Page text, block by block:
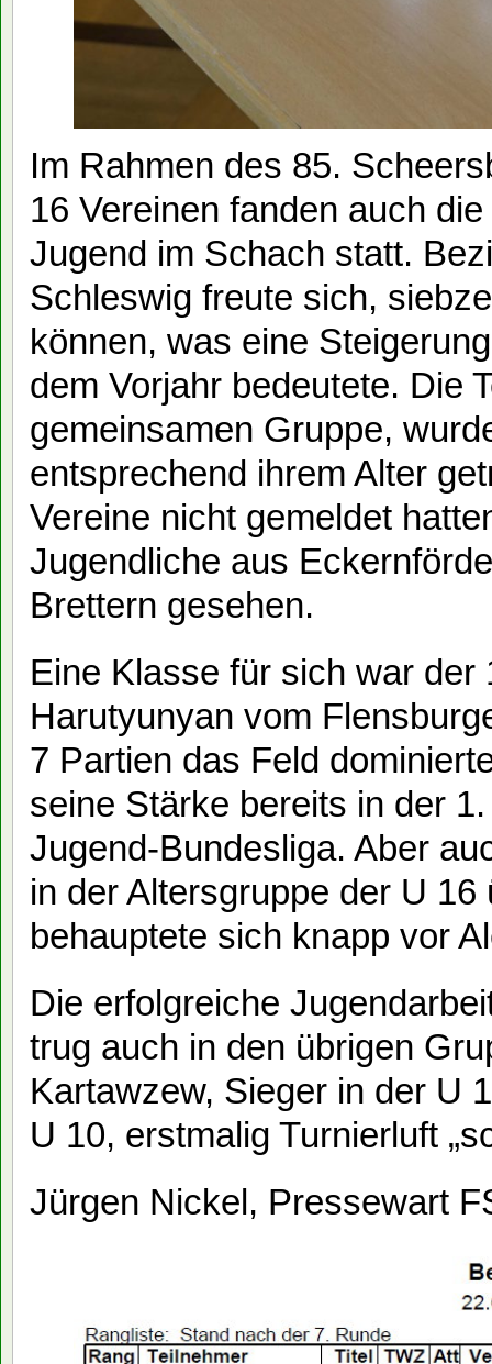
Im Rahmen des 85.
16 Vereinen fanden auch
Jugend im Schach statt.
Schleswig freute sich,
können, was eine
dem Vorjahr bedeutete. Die
gemeinsamen Gruppe,
entsprechend ihrem Alter
Vereine nicht gemeldet
Jugendliche aus
Brettern gesehen.
Eine Klasse für sich war der
Harutyunyan vom
7 Partien das Feld
seine Stärke bereits in der
Jugend-Bundesliga. Aber
in der Altersgruppe der U
behauptete sich knapp vor
Die erfolgreiche
trug auch in den übrigen
Kartawzew, Sieger in der U
U 10, erstmalig Turnierluft
Jürgen Nickel, Pressewart